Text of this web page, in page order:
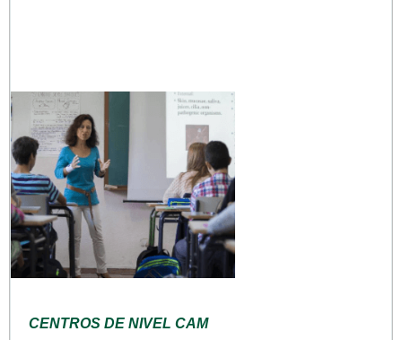
CENTROS DE NIVEL CAM